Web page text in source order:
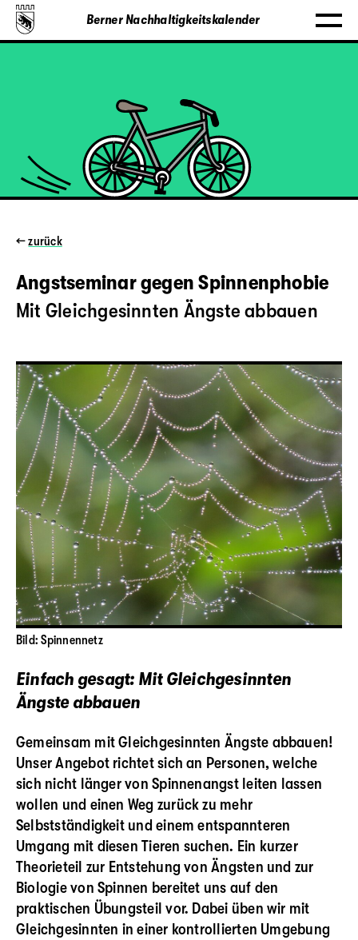
Berner Nachhaltigkeitskalender
←zurück
Angstseminar gegen Spinnenphobie
Mit Gleichgesinnten Ängste abbauen
Bild: Spinnennetz
Einfach gesagt: Mit Gleichgesinnten
Ängste abbauen
Gemeinsam mit Gleichgesinnten Ängste abbauen!
Unser Angebot richtet sich an Personen, welche
sich nicht länger von Spinnenangst leiten lassen
wollen und einen Weg zurück zu mehr
Selbstständigkeit und einem entspannteren
Umgang mit diesen Tieren suchen. Ein kurzer
Theorieteil zur Entstehung von Ängsten und zur
Biologie von Spinnen bereitet uns auf den
praktischen Übungsteil vor. Dabei üben wir mit
Gleichgesinnten in einer kontrollierten Umgebung